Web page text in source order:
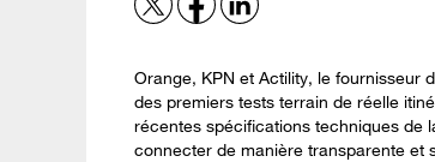
Orange, KPN et Actility, le fournisseur
des premiers tests terrain de réelle
récentes spécifications techniques de
connecter de manière transparente et